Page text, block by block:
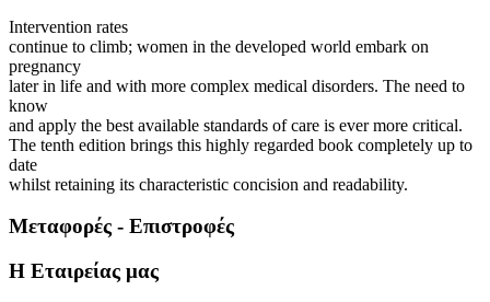
Intervention rates
continue to climb; women in the developed world embark on
pregnancy
later in life and with more complex medical disorders. The need to
know
and apply the best available standards of care is ever more critical.
The tenth edition brings this highly regarded book completely up to
date
whilst retaining its characteristic concision and readability.
Μεταφορές - Επιστροφές
Η Εταιρείας μας